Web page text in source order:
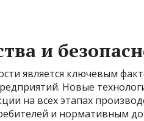
и
является ключевым
Новые
на всех этапах
и нормативным